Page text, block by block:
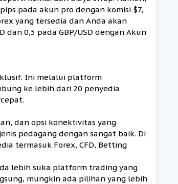
pada akun pro dengan komisi $7,
yang tersedia dan Anda akan
dan 0,5 pada GBP/USD dengan Akun
Ini melalui platform
ke lebih dari 20 penyedia
dan opsi konektivitas yang
pedagang dengan sangat baik. Di
termasuk Forex, CFD, Betting
lebih suka platform trading yang
mungkin ada pilihan yang lebih